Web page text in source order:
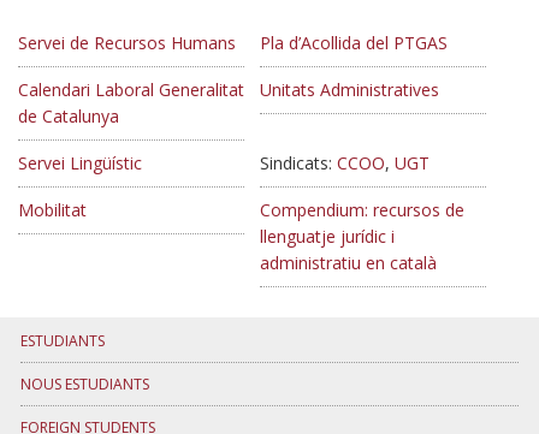
Servei de Recursos Humans Pla d’Acollida del PTGAS
Calendari Laboral Generalitat
de Catalunya
Unitats Administratives
Servei Lingüístic Sindicats: CCOO, UGT
Mobilitat
Compendium: recursos de
llenguatje jurídic i
administratiu en català
ESTUDIANTS
NOUS ESTUDIANTS
FOREIGN STUDENTS